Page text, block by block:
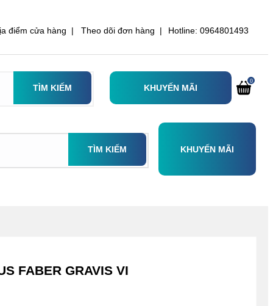
điểm cửa hàng | Theo dõi đơn hàng | Hotline: 0964801493
TÌM KIẾM KHUYẾN MÃI
0
TÌM KIẾM KHUYẾN MÃI
FABER GRAVIS VI